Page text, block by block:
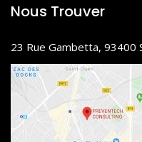
Nous Trouver
23 Rue Gambetta, 93400